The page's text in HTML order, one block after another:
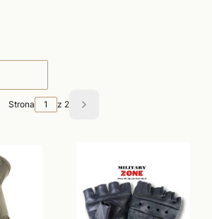
Strona z 2 Następne produkty